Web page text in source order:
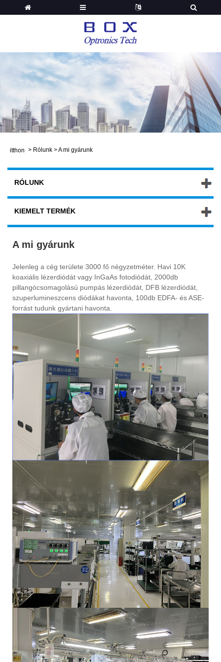
itthon > Rólunk >A mi gyárunk
RÓLUNK
KIEMELT TERMÉK
A mi gyárunk
Jelenleg a cég területe 3000 fő négyzetméter. Havi 10K
koaxiális lézerdiódát vagy InGaAs fotodiódát, 2000db
pillangócsomagolású pumpás lézerdiódát, DFB lézerdiódát,
szuperlumineszcens diódákat havonta, 100db EDFA- és ASE-
forrást tudunk gyártani havonta.